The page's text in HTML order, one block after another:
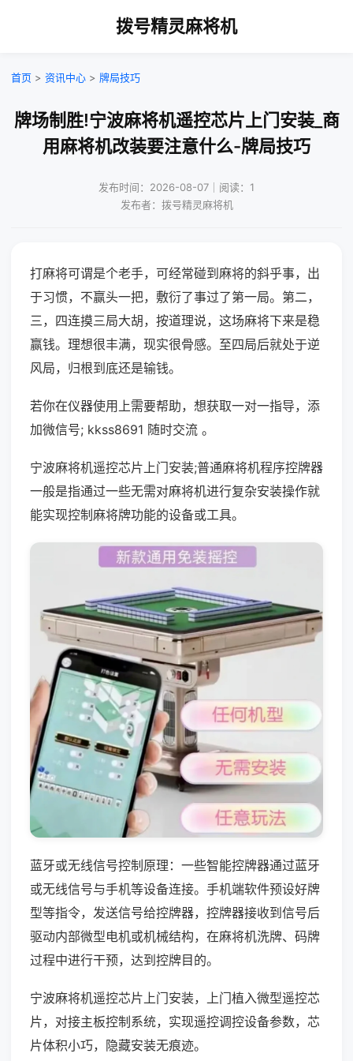
拨号精灵麻将机
首页 > 资讯中心 > 牌局技巧
牌场制胜!宁波麻将机遥控芯片上门安装_商
用麻将机改装要注意什么-牌局技巧
发布时间：2026-08-07｜阅读：1
发布者：拨号精灵麻将机
打麻将可谓是个老手，可经常碰到麻将的斜乎事，出
于习惯，不赢头一把，敷衍了事过了第一局。第二，
三，四连摸三局大胡，按道理说，这场麻将下来是稳
赢钱。理想很丰满，现实很骨感。至四局后就处于逆
风局，归根到底还是输钱。
若你在仪器使用上需要帮助，想获取一对一指导，添
加微信号; kkss8691 随时交流 。
宁波麻将机遥控芯片上门安装;普通麻将机程序控牌器
一般是指通过一些无需对麻将机进行复杂安装操作就
能实现控制麻将牌功能的设备或工具。
蓝牙或无线信号控制原理：一些智能控牌器通过蓝牙
或无线信号与手机等设备连接。手机端软件预设好牌
型等指令，发送信号给控牌器，控牌器接收到信号后
驱动内部微型电机或机械结构，在麻将机洗牌、码牌
过程中进行干预，达到控牌目的。
宁波麻将机遥控芯片上门安装，上门植入微型遥控芯
片，对接主板控制系统，实现遥控调控设备参数，芯
片体积小巧，隐藏安装无痕迹。